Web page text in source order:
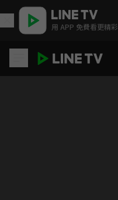
用 APP 免費看更精彩